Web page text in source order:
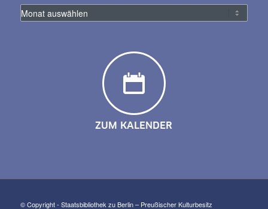
ZUM KALENDER
© Copyright - Staatsbibliothek zu Berlin – Preußischer Kulturbesitz